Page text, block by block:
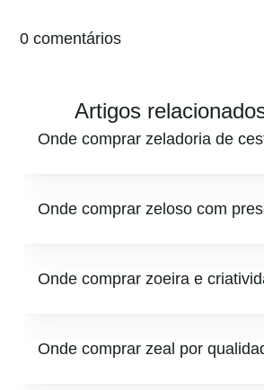
0 comentários
Artigos
Onde comprar zeladoria de
Onde comprar zeloso com
Onde comprar zoeira e
Onde comprar zeal por